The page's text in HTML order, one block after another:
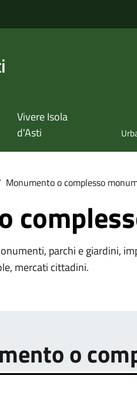
Vivere Isola
d'Asti
Monumento o complesso
parchi e giardini,
mercati cittadini.
o